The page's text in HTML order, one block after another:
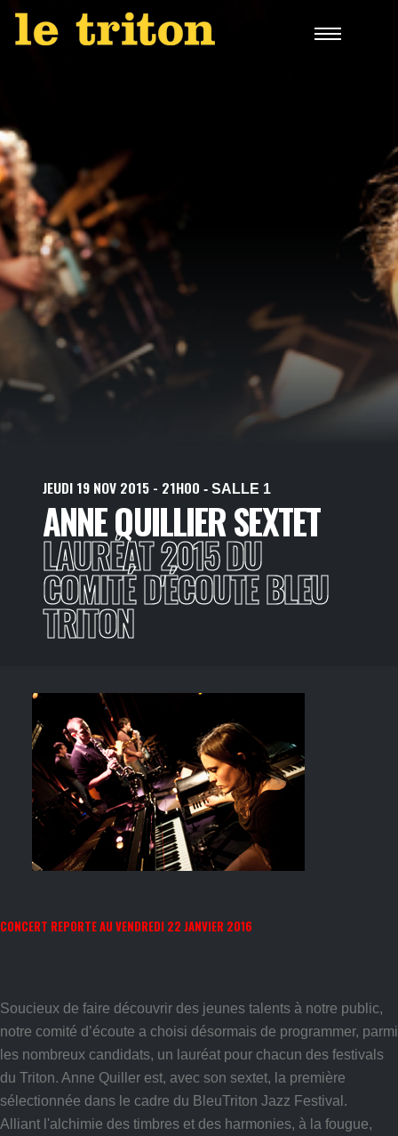
JEUDI 19 NOV 2015 - 21H00 - SALLE 1
ANNE QUILLIER SEXTET
LAURÉAT 2015 DU
COMITÉ D'ÉCOUTE BLEU
TRITON
CONCERT REPORTE AU VENDREDI 22 JANVIER 2016
Soucieux de faire découvrir des jeunes talents à notre public,
notre comité d’écoute a choisi désormais de programmer, parmi
les nombreux candidats, un lauréat pour chacun des festivals
du Triton. Anne Quiller est, avec son sextet, la première
sélectionnée dans le cadre du BleuTriton Jazz Festival.
Alliant l'alchimie des timbres et des harmonies, à la fougue,